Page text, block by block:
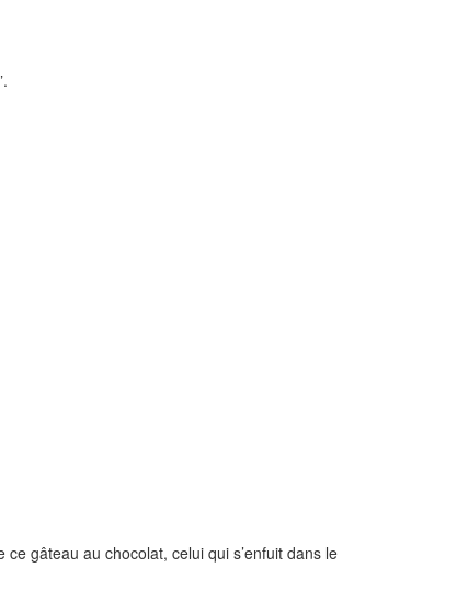
gâteau au chocolat, celui qui s’enfuit dans le